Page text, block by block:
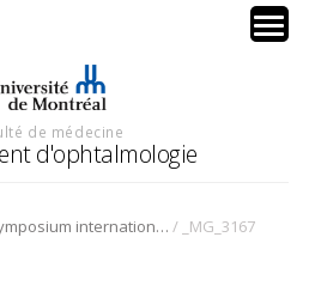
de médecine
d'ophtalmologie
1er Symposium international en médecine régénérative de la cornée / _MG_3167